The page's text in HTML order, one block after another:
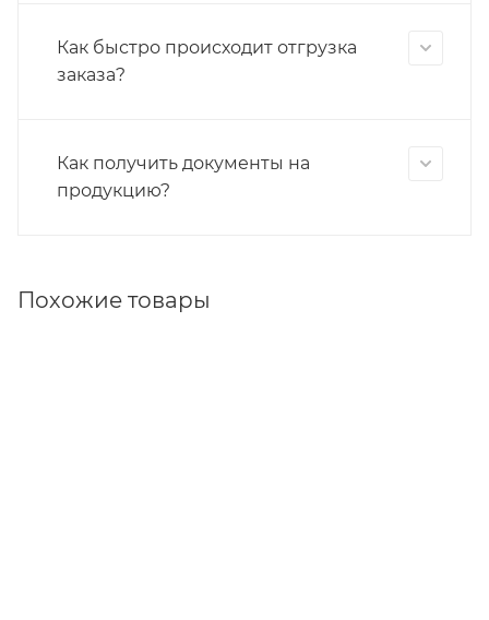
Как быстро происходит отгрузка
заказа?
Как получить документы на
продукцию?
Похожие товары